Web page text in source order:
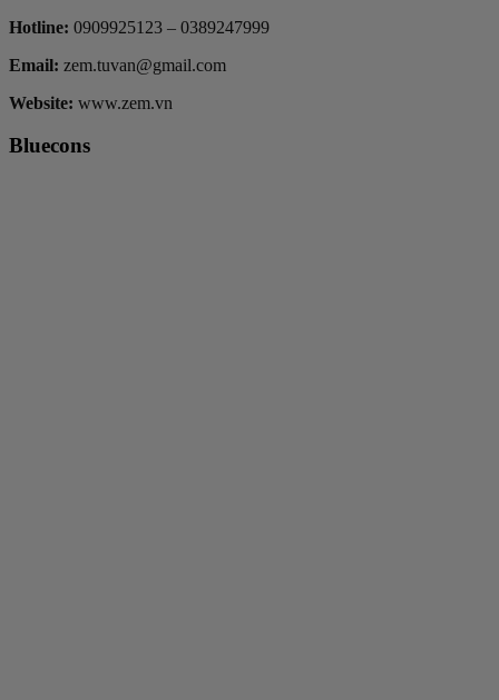
Hotline: 0909925123 – 0389247999
Email: zem.tuvan@gmail.com
Website: www.zem.vn
Bluecons